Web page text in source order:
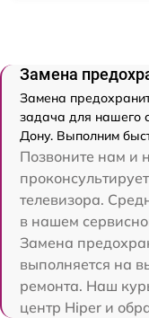
Замена
Замена
задача для нашего
Дону. Выполним
Позвоните нам и
телевизора.
в нашем
Замена
выполняется на
ремонта. Наш
центр Hiper и